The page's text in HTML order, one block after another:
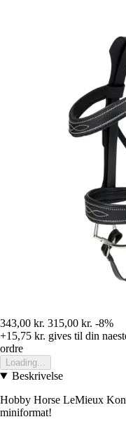
343,00 kr. 315,00 kr. -8%
+15,75 kr. gives til din
ordre
Loading...
Beskrivelse
Hobby Horse LeMieux
miniformat!